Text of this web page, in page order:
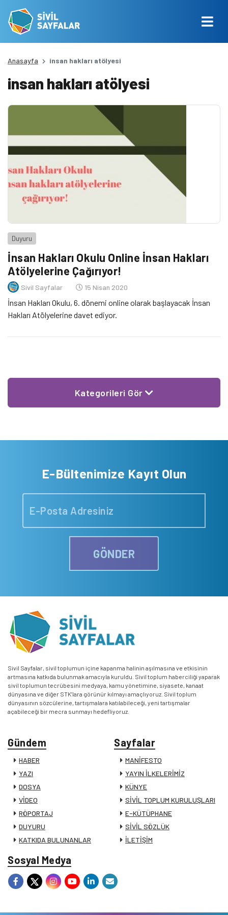
Anasayfa insan hakları atölyesi
insan hakları atölyesi
Duyuru
İnsan Hakları Okulu Online İnsan Hakları
Atölyelerine Çağırıyor!
Sivil Sayfalar 15 Nisan 2020
İnsan Hakları Okulu, 6. dönemi online olarak başlayacak İnsan
Hakları Atölyelerine davet ediyor.
Kategorileri Gör
E-Bültenimize Kayıt Olun
GÖNDER
Sivil Sayfalar, sivil toplumun içine kapanma halinin aşılmasına ve etkisinin
artmasına katkıda bulunmak amacıyla kuruldu. Sivil toplum haberciliği yaparak
sivil toplumun tecrübesini medyaya, kamu yönetimine, siyasete, kanaat
dünyasına ve diğer STK’lara görünür kılmayı amaçlıyoruz. Sivil toplum
dünyasının sözcülerine, tartışmalara katılabileceği, yeni tartışmalar
açabileceği bir mecra sunmayı hedefliyoruz.
Gündem
HABER
YAZI
DOSYA
VİDEO
RÖPORTAJ
DUYURU
KATKIDA BULUNANLAR
Sayfalar
MANİFESTO
YAYIN İLKELERİMİZ
KÜNYE
SİVİL TOPLUM KURULUŞLARI
E-KÜTÜPHANE
SİVİL SÖZLÜK
İLETİŞİM
Sosyal Medya